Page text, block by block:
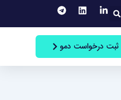
جستجو
ثبت درخواست دمو